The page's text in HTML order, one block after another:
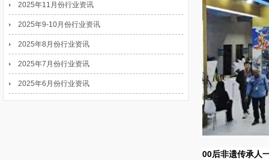
2025年11月份行业资讯
2025年9-10月份行业资讯
2025年8月份行业资讯
2025年7月份行业资讯
2025年6月份行业资讯
00后非遗传承人